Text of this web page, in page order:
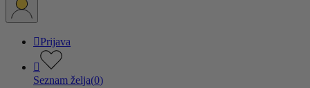
Prijava

Seznam želja(0)